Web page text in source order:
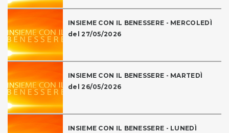
INSIEME CON IL BENESSERE - MERCOLEDÌ
del 27/05/2026
INSIEME CON IL BENESSERE - MARTEDÌ
del 26/05/2026
INSIEME CON IL BENESSERE - LUNEDÌ